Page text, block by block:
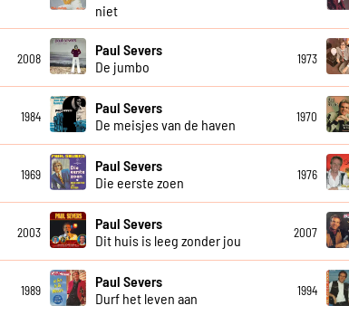
niet
2008
Paul Severs
De jumbo
1973
1984
Paul Severs
De meisjes van de haven
1970
1969
Paul Severs
Die eerste zoen
1976
2003
Paul Severs
Dit huis is leeg zonder jou
2007
1989
Paul Severs
Durf het leven aan
1994